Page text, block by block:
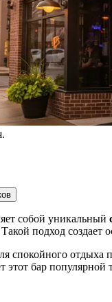
собой уникальный
подход
спокойного
этот бар